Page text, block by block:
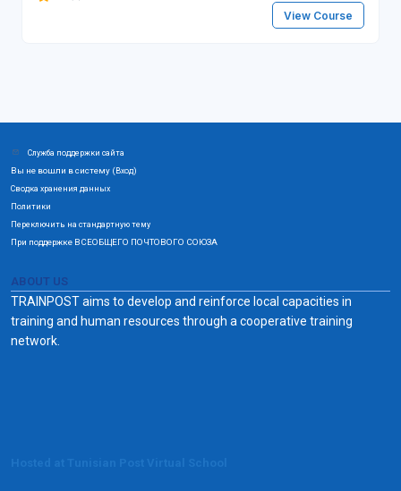
View Course
Служба поддержки сайта
Вы не вошли в систему (Вход)
Сводка хранения данных
Политики
Переключить на стандартную тему
При поддержке ВСЕОБЩЕГО ПОЧТОВОГО СОЮЗА
ABOUT US
TRAINPOST aims to develop and reinforce local capacities in
training and human resources through a cooperative training
network.